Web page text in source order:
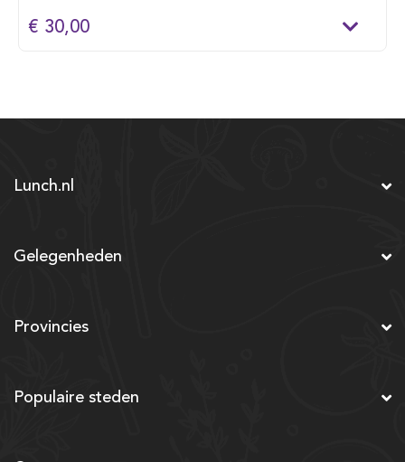
€ 30,00
Lunch.nl
Gelegenheden
Provincies
Populaire steden